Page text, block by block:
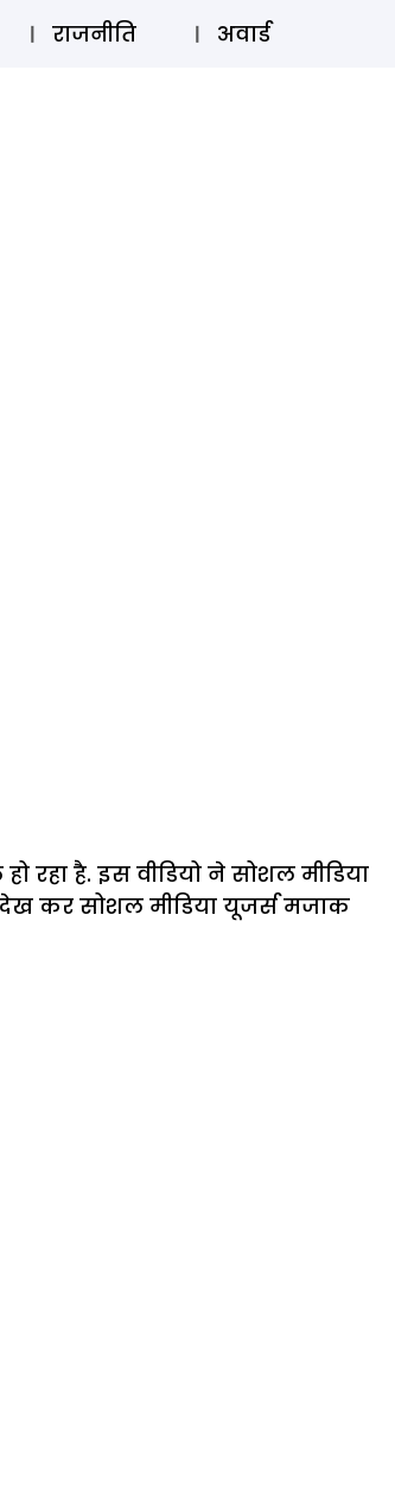
इन ⚲ SUBSCRIBE
राजनीति अवार्ड
है. इस वीडियो ने सोशल मीडिया
देख कर सोशल मीडिया यूजर्स मजाक